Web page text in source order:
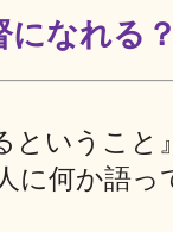
になれる
ということ
に何か語っ